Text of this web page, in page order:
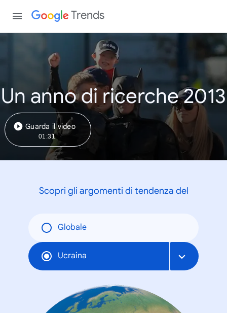
Trends
Un anno di ricerche 2013
Guarda il video
01:31
Scopri gli argomenti di tendenza del
Globale
Ucraina